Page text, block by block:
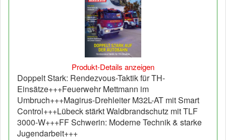
Produkt-Details anzeigen
Doppelt Stark: Rendezvous-Taktik für TH-
Einsätze+++Feuerwehr Mettmann im
Umbruch+++Magirus-Drehleiter M32L-AT mit Smart
Control+++Lübeck stärkt Waldbrandschutz mit TLF
3000-W+++FF Schwerin: Moderne Technik & starke
Jugendarbeit+++